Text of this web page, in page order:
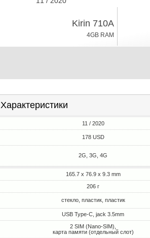
Kirin 710A
4GB RAM
Характеристики
11 / 2020
178 USD
2G, 3G, 4G
165.7 x 76.9 x 9.3 mm
206 г
стекло, пластик, пластик
USB Type-C, jack 3.5mm
2 SIM (Nano-SIM),
карта памяти (отдельный слот)